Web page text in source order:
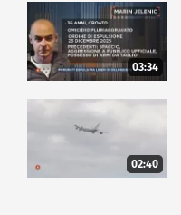
03:34
02:40